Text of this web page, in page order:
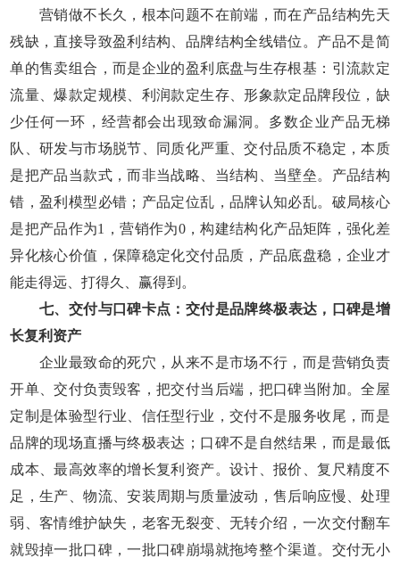
营销做不长久，根本问题不在前端，而在产品结构先天
残缺，直接导致盈利结构、品牌结构全线错位。产品不是简
单的售卖组合，而是企业的盈利底盘与生存根基：引流款定
流量、爆款定规模、利润款定生存、形象款定品牌段位，缺
少任何一环，经营都会出现致命漏洞。多数企业产品无梯
队、研发与市场脱节、同质化严重、交付品质不稳定，本质
是把产品当款式，而非当战略、当结构、当壁垒。产品结构
错，盈利模型必错；产品定位乱，品牌认知必乱。破局核心
是把产品作为1，营销作为0，构建结构化产品矩阵，强化差
异化核心价值，保障稳定化交付品质，产品底盘稳，企业才
能走得远、打得久、赢得到。
七、交付与口碑卡点：交付是品牌终极表达，口碑是增
长复利资产
企业最致命的死穴，从来不是市场不行，而是营销负责
开单、交付负责毁客，把交付当后端，把口碑当附加。全屋
定制是体验型行业、信任型行业，交付不是服务收尾，而是
品牌的现场直播与终极表达；口碑不是自然结果，而是最低
成本、最高效率的增长复利资产。设计、报价、复尺精度不
足，生产、物流、安装周期与质量波动，售后响应慢、处理
弱、客情维护缺失，老客无裂变、无转介绍，一次交付翻车
就毁掉一批口碑，一批口碑崩塌就拖垮整个渠道。交付无小